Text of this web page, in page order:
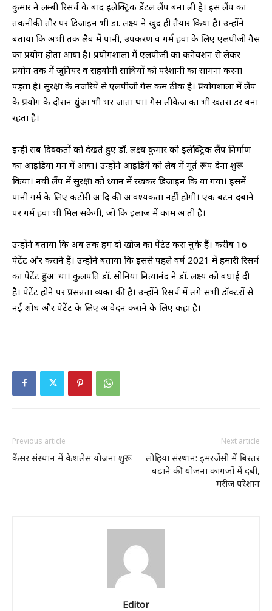
कुमार ने लम्बी रिसर्च के बाद इलेक्ट्रिक डेंटल लैंप बना ली है। इस लैंप का
तकनीकी तौर पर डिजाइन भी डा. लक्ष्य ने खुद ही तैयार किया है। उन्होंने
बताया कि अभी तक लैब में पानी, उपकरण व गर्म हवा के लिए एलपीजी गैस
का प्रयोग होता आया है। प्रयोगशाला में एलपीजी का कनेक्शन से लेकर
प्रयोग तक में जूनियर व सहयोगी साथियों को परेशानी का सामना करना
पड़ता है। सुरक्षा के नजरियें से एलपीजी गैस कम ठीक है। प्रयोगशाला में लैंप
के प्रयोग के दौरान धुंआ भी भर जाता था। गैस लीकेज का भी खतरा डर बना
रहता है।
इन्ही सब दिक्कतों को देखते हुए डॉ. लक्ष्य कुमार को इलेक्ट्रिक लैंप निर्माण
का आइडिया मन में आया। उन्होंने आइडिये को लैब में मूर्त रूप देना शुरू
किया। नयी लैंप में सुरक्षा को ध्यान में रखकर डिजाइन कि या गया। इसमें
पानी गर्म के लिए कटोरी आदि की आवश्यकता नहीं होगी। एक बटन दबाने
पर गर्म हवा भी मिल सकेगी, जो कि इलाज में काम आती है।
उन्होंने बताया कि अब तक हम दो खोज का पेंटेट करा चुके हैं। करीब 16
पेटेंट और कराने हैं। उन्होंने बताया कि इससे पहले वर्ष 2021 में हमारी रिसर्च
का पेटेंट हुआ था। कुलपति डॉ. सोनिया नित्यानंद ने डॉ. लक्ष्य को बधाई दी
है। पेटेंट होने पर प्रसन्नता व्यक्त की है। उन्होंने रिसर्च में लगे सभी डॉक्टरों से
नई शोध और पेटेंट के लिए आवेदन कराने के लिए कहा है।
Previous article
कैंसर संस्थान में कैशलेस योजना शुरू
Next article
लोहिया संस्थान: इमरजेंसी में बिस्तर
बढ़ाने की योजना कागजों में दबी,
मरीज परेशान
Editor